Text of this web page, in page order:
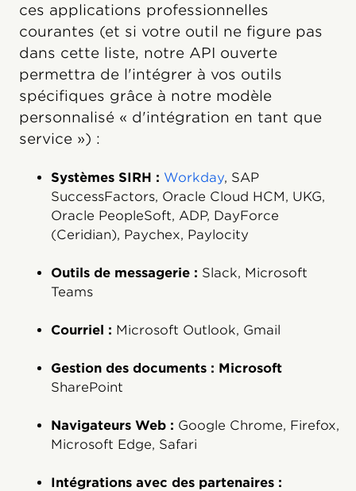
ces applications professionnelles
courantes (et si votre outil ne figure pas
dans cette liste, notre API ouverte
permettra de l'intégrer à vos outils
spécifiques grâce à notre modèle
personnalisé « d'intégration en tant que
service ») :
Systèmes SIRH : Workday, SAP
SuccessFactors, Oracle Cloud HCM, UKG,
Oracle PeopleSoft, ADP, DayForce
(Ceridian), Paychex, Paylocity
Outils de messagerie : Slack, Microsoft
Teams
Courriel : Microsoft Outlook, Gmail
Gestion des documents : Microsoft
SharePoint
Navigateurs Web : Google Chrome, Firefox,
Microsoft Edge, Safari
Intégrations avec des partenaires :